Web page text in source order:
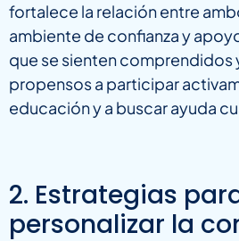
fortalece la relación entre
ambiente de confianza y
que se sienten comprendidos
propensos a participar
educación y a buscar ayuda
2. Estrategias
personalizar la